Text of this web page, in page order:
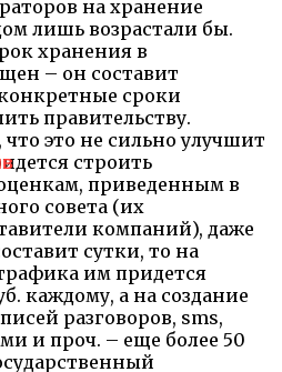
на хранение
лишь возрастали бы.
хранения в
– он составит
сроки
правительству.
это не сильно улучшит
строить
приведенным в
совета (их
компаний), даже
сутки, то на
им придется
каждому, а на создание
разговоров, sms,
и проч. – еще более 50